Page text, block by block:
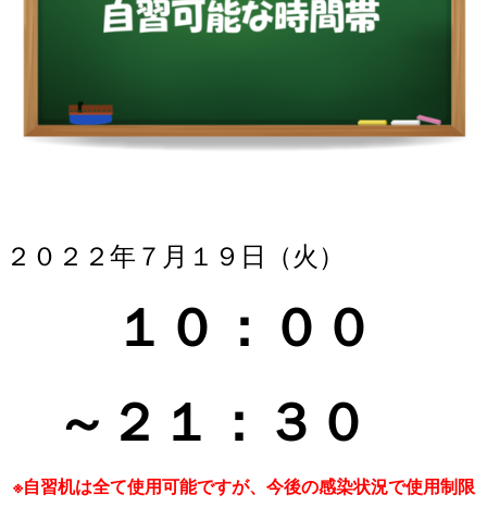
２０２２年７月１９ 日（火）
１０：０ ０
～２１ ：３ ０
※自習机は全て使用可能ですが、今後の感染状況で使用制限